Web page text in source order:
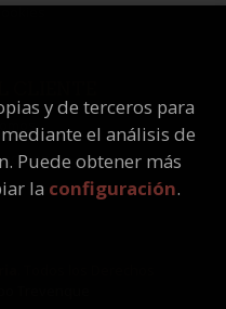
y de terceros para
el análisis de
Puede obtener más
la configuración.